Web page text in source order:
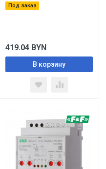
Под заказ
419.04 BYN
В корзину